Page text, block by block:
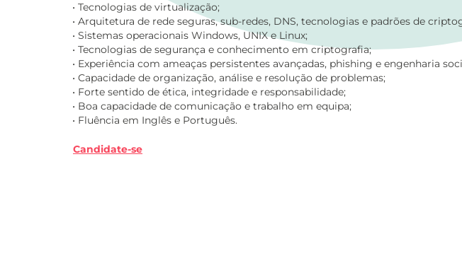
• Tecnologias de virtualização;
• Arquitetura de rede seguras, sub-redes, DNS, tecnologias e padrões de
• Sistemas operacionais Windows, UNIX e Linux;
• Tecnologias de segurança e conhecimento em criptografia;
• Experiência com ameaças persistentes avançadas, phishing e engenharia
• Capacidade de organização, análise e resolução de problemas;
• Forte sentido de ética, integridade e responsabilidade;
• Boa capacidade de comunicação e trabalho em equipa;
• Fluência em Inglês e Português.
Candidate-se